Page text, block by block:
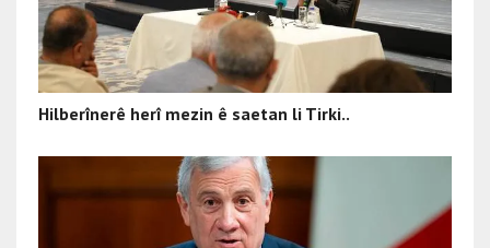
Hilberînerê herî mezin ê saetan li Tirki..